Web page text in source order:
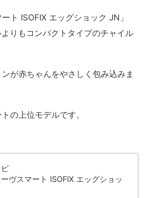
ート ISOFIX エッグショック JN」
りもコンパクトタイプのチャイル
が赤ちゃんをやさしく包み込みま
の上位モデルです。
ヴスマート ISOFIX エッグショッ